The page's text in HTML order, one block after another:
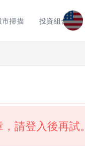
市掃描 投資組合
請登入後再試。